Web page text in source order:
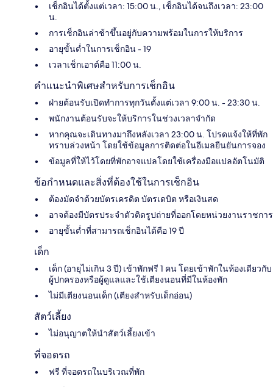
เช็กอินได้ตั้งแต่เวลา: 15:00 น., เช็กอินได้จนถึงเวลา: 23:00
น.
การเช็กอินล่าช้าขึ้นอยู่กับความพร้อมในการให้บริการ
อายุขั้นต่ำในการเช็กอิน - 19
เวลาเช็กเอาต์คือ 11:00 น.
คำแนะนำพิเศษสำหรับการเช็กอิน
ฝ่ายต้อนรับเปิดทำการทุกวันตั้งแต่เวลา 9:00 น. - 23:30 น.
พนักงานต้อนรับจะให้บริการในช่วงเวลาจำกัด
หากคุณจะเดินทางมาถึงหลังเวลา 23:00 น. โปรดแจ้งให้ที่พัก
ทราบล่วงหน้า โดยใช้ข้อมูลการติดต่อในอีเมลยืนยันการจอง
ข้อมูลที่ให้ไว้โดยที่พักอาจแปลโดยใช้เครื่องมือแปลอัตโนมัติ
ข้อกำหนดและสิ่งที่ต้องใช้ในการเช็กอิน
ต้องมัดจำด้วยบัตรเครดิต บัตรเดบิต หรือเงินสด
อาจต้องมีบัตรประจำตัวติดรูปถ่ายที่ออกโดยหน่วยงานราชการ
อายุขั้นต่ำที่สามารถเช็กอินได้คือ 19 ปี
เด็ก
เด็ก (อายุไม่เกิน 3 ปี) เข้าพักฟรี 1 คน โดยเข้าพักในห้องเดียวกับ
ผู้ปกครองหรือผู้ดูแลและใช้เตียงนอนที่มีในห้องพัก
ไม่มีเตียงนอนเด็ก (เตียงสำหรับเด็กอ่อน)
สัตว์เลี้ยง
ไม่อนุญาตให้นำสัตว์เลี้ยงเข้า
ที่จอดรถ
ฟรี ที่จอดรถในบริเวณที่พัก